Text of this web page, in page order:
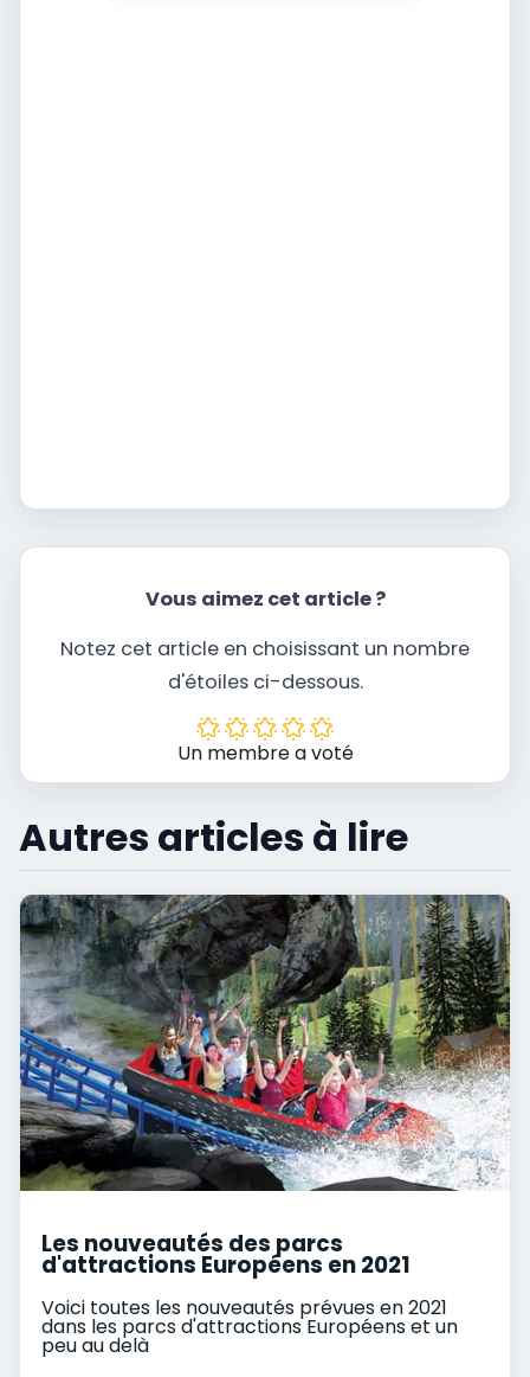
Vous aimez cet article ?
Notez cet article en choisissant un nombre
d'étoiles ci-dessous.
Un membre a voté
Autres articles à lire
Les nouveautés des parcs
d'attractions Européens en 2021
Voici toutes les nouveautés prévues en 2021
dans les parcs d'attractions Européens et un
peu au delà